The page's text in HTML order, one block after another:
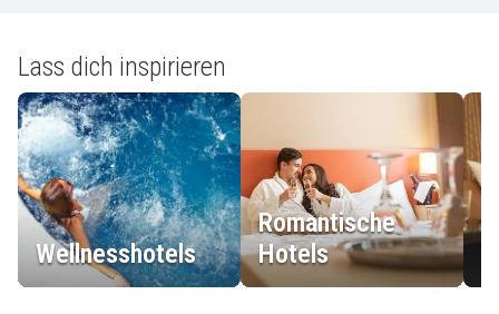
Lass dich inspirieren
Wellnesshotels
Romantische
Hotels